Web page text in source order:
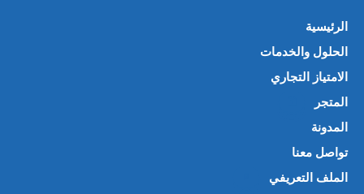
الرئيسية
الحلول والخدمات
الامتياز التجاري
المتجر
المدونة
تواصل معنا
الملف التعريفي